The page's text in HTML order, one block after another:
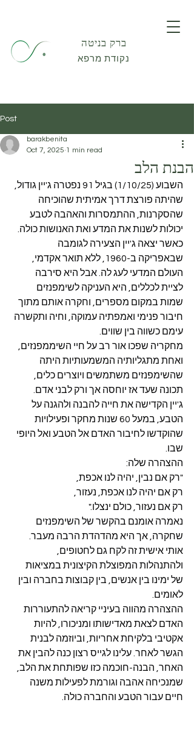
נקודת מרפא
ברק בניטה
Post
הבנת הלב
barakbenita
Oct 7, 2025 1 min read
השבוע (1/10/25) בגיל 91 נפטרה ג'יין גודול,
שהיתה פורצת דרך אמיתית שהוכיחה
שהסקרנות, ההתמסרות והאהבה לטבע
יכולות לשנות את המדע ואת האנושות כולה.
כאשר יצאה ג'יין הצעירה לגומבה
שבאפריקה ב-1960, ללא תואר אקדמי,
העולם המדעי לעג לה. אבל היא סירבה
לציית לכללים, היא העניקה לשימפנזים
שמות במקום מספרים, וחקרה אותם מתוך
חיבור פנימי ואמפתיה עמוקה, וחיה ותקשרה
עימם כשווה בין שווים.
מחקריה שפכו אור רב על חיי השיממפנזים,
ואחת מתגליותיה המשמעותיות היתה
שהשימפנזים משתמשים ויוצרים כלים,
תכונה שעד אז יוחסה אך ורק לבני אדם.
ג'יין הקדישה את חייה להבנה ולהגנה על
הטבע, במעל 60 שנות מחקר ופעילויות
שהוקדשו לחיבור האדם אל הטבע ואל היופי
שבו.
ההצהרה שלה:
"רק אם נבין, יהיה לנו אכפת,
רק אם יהיה לנו אכפת, נעזור,
רק אם נעזור, כולם ינצלו."
נאמרה אומנם בהקשר של השימפנזים
שחקרה, אך היא מהדהדת הרבה מעבר.
אותי אישית זה לקח גם לחטופים,
ולהתנהלות המפוצלת הקיצונית במציאות
של ימינו בין אנשים, בין קבוצות בחברה ובין
לאומים.
ההצהרה מהווה בעיניי קריאה להתעוררות
האדם לצאת מאדישותו ומניכורו, להיות
אקטיבי בלקיחת אחריות, וביוזמה לבנית
הגשר לאחר. עלינו לגייס רצון כנה להבין את
האחר, הבנה-חוכמה כזו שפותחת את הלב,
שמנכיחה אהבה וגורמת לפעילות משנה
חיים עבור הטבע והחברה כולה.